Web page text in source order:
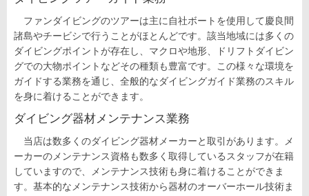
ファンダイビングのツアーは主に自社ボートを使用して慶良間
諸島やチービシで行うことがほとんどです。該当地域には多くの
ダイビングポイントが存在し、マクロや地形、ドリフトダイビン
グでの大物ポイントなどその種類も豊富です。この様々な環境を
ガイドする業務を通じ、全般的なダイビングガイド業務のスキル
を身に着けることができます。
ダイビング器材メンテナンス業務
当店は数多くのダイビング器材メーカーと取引があります。メ
ーカーのメンテナンス資格も数多く取得しているスタッフが在籍
していますので、メンテナンス技術も身に着けることができま
す。基本的なメンテナンス技術から器材のオーバーホール技術ま